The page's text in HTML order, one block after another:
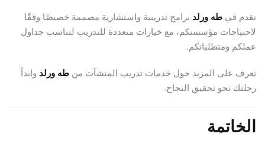
نقدم في طه ورلد برامج تدريبية واستشارية مصممة خصيصًا وفقًا
لاحتياجات مؤسستكم، مع خيارات متعددة للتدريب لتناسب جداول
عملكم ومتطلباتكم.
تعرف على المزيد حول خدمات تدريب المنشآت من طه ورلد وابدأ
رحلتك نحو تحقيق النجاح.
الخاتمة